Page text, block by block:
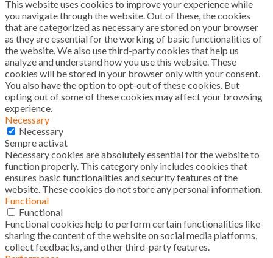
This website uses cookies to improve your experience while
you navigate through the website. Out of these, the cookies
that are categorized as necessary are stored on your browser
as they are essential for the working of basic functionalities of
the website. We also use third-party cookies that help us
analyze and understand how you use this website. These
cookies will be stored in your browser only with your consent.
You also have the option to opt-out of these cookies. But
opting out of some of these cookies may affect your browsing
experience.
Necessary
Necessary
Sempre activat
Necessary cookies are absolutely essential for the website to
function properly. This category only includes cookies that
ensures basic functionalities and security features of the
website. These cookies do not store any personal information.
Functional
Functional
Functional cookies help to perform certain functionalities like
sharing the content of the website on social media platforms,
collect feedbacks, and other third-party features.